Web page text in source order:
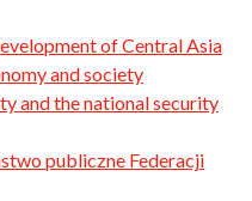
of Central Asia
and society
and the national security
publiczne Federacji